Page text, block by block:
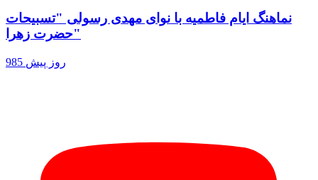
نماهنگ ایام فاطمیه با نوای مهدی رسولی "تسبیحات
حضرت زهرا"
985 روز پیش